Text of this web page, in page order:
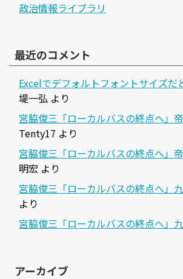
政治情報ライブラリ
最近のコメント
Excelでデフォルトフォントサイズだ
堤一弘 より
宮脇俊三「ローカルバスの終点へ」
Tenty17 より
宮脇俊三「ローカルバスの終点へ」
明宏 より
宮脇俊三「ローカルバスの終点へ」
より
宮脇俊三「ローカルバスの終点へ」
アーカイブ